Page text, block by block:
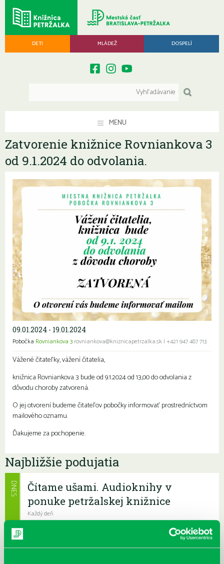
DETI MLÁDEŽ DOSPELÍ
MENU
Zatvorenie knižnice Rovniankova 3
od 9.1.2024 do odvolania.
09.01.2024 - 19.01.2024
Pobočka Rovniankova 3 rovniankova@kniznicapetrzalka.sk | +421 947 487 713
Vážené čitateľky, vážení čitatelia,
knižnica Rovniankova 3 bude od 9.1.2024 od 13,00 do odvolania z
dôvodu choroby zatvorená.
O jej otvorení budeme čitateľov pobočky informovať prostredníctvom
mailového oznamu.
Ďakujeme za pochopenie.
Najbližšie podujatia
Čítame ušami. Audioknihy v
ponuke petržalskej knižnice
Každý deň
Máme skvelé správy pre všetkých milovníkov kníh a príbehov!
Odteraz si môžete v našej knižnici nielen požičať klasické
papierové knihy a e-knihy, a...
DNES